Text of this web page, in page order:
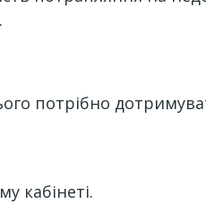
потрібно
кабінеті.